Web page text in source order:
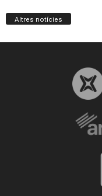
Altres notícies